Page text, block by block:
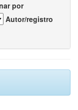
por
Autor/registro